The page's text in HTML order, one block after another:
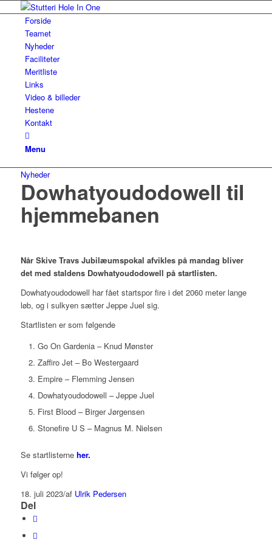
Forside
Teamet
Nyheder
Faciliteter
Meritliste
Links
Video & billeder
Hestene
Kontakt
Menu
Nyheder
Dowhatyoudodowell til
hjemmebanen
Når Skive Travs Jubilæumspokal afvikles på mandag bliver
det med staldens Dowhatyoudodowell på startlisten.
Dowhatyoudodowell har fået startspor fire i det 2060 meter lange
løb, og i sulkyen sætter Jeppe Juel sig.
Startlisten er som følgende
Go On Gardenia – Knud Mønster
Zaffiro Jet – Bo Westergaard
Empire – Flemming Jensen
Dowhatyoudodowell – Jeppe Juel
First Blood – Birger Jørgensen
Stonefire U S – Magnus M. Nielsen
Se startlisterne her.
Vi følger op!
18. juli 2023/af Ulrik Pedersen
Del